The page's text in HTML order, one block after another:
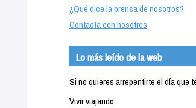
¿Qué dice la prensa de nosotros?
Contacta con nosotros
Lo más leído de la web
Si no quieres arrepentirte el día que
Vivir viajando